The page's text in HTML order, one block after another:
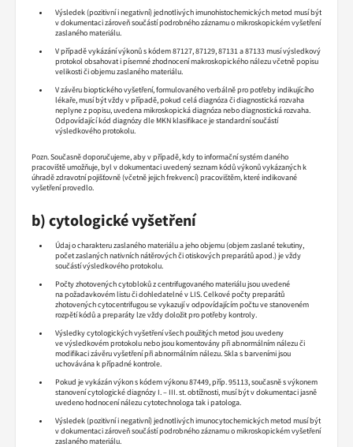
Výsledek (pozitivní i negativní) jednotlivých imunohistochemických metod musí být
v dokumentaci zároveň součástí podrobného záznamu o mikroskopickém vyšetření
zaslaného materiálu.
V případě vykázání výkonů s kódem 87127, 87129, 87131 a 87133 musí výsledkový
protokol obsahovat i písemné zhodnocení makroskopického nálezu včetně popisu
velikosti či objemu zaslaného materiálu.
V závěru bioptického vyšetření, formulovaného verbálně pro potřeby indikujícího
lékaře, musí být vždy v případě, pokud celá diagnóza či diagnostická rozvaha
neplyne z popisu, uvedena mikroskopická diagnóza nebo diagnostická rozvaha.
Odpovídající kód diagnózy dle MKN klasifikace je standardní součástí
výsledkového protokolu.
Pozn. Současně doporučujeme, aby v případě, kdy to informační systém daného
pracoviště umožňuje, byl v dokumentaci uvedený seznam kódů výkonů vykázaných k
úhradě zdravotní pojišťovně (včetně jejich frekvencí) pracovištěm, které indikované
vyšetření provedlo.
b) cytologické vyšetření
Údaj o charakteru zaslaného materiálu a jeho objemu (objem zaslané tekutiny,
počet zaslaných nativních nátěrových či otiskových preparátů apod.) je vždy
součástí výsledkového protokolu.
Počty zhotovených cytobloků z centrifugovaného materiálu jsou uvedené
na požadavkovém listu či dohledatelné v LIS. Celkové počty preparátů
zhotovených cytocentrifugou se vykazují v odpovídajícím počtu ve stanoveném
rozpětí kódů a preparáty lze vždy doložit pro potřeby kontroly.
Výsledky cytologických vyšetření všech použitých metod jsou uvedeny
ve výsledkovém protokolu nebo jsou komentovány při abnormálním nálezu či
modifikaci závěru vyšetření při abnormálním nálezu. Skla s barveními jsou
uchovávána k případné kontrole.
Pokud je vykázán výkon s kódem výkonu 87449, příp. 95113, současně s výkonem
stanovení cytologické diagnózy I. – III. st. obtížnosti, musí být v dokumentaci jasně
uvedeno hodnocení nálezu cytotechnologa tak i patologa.
Výsledek (pozitivní i negativní) jednotlivých imunocytochemických metod musí být
v dokumentaci zároveň součástí podrobného záznamu o mikroskopickém vyšetření
zaslaného materiálu.